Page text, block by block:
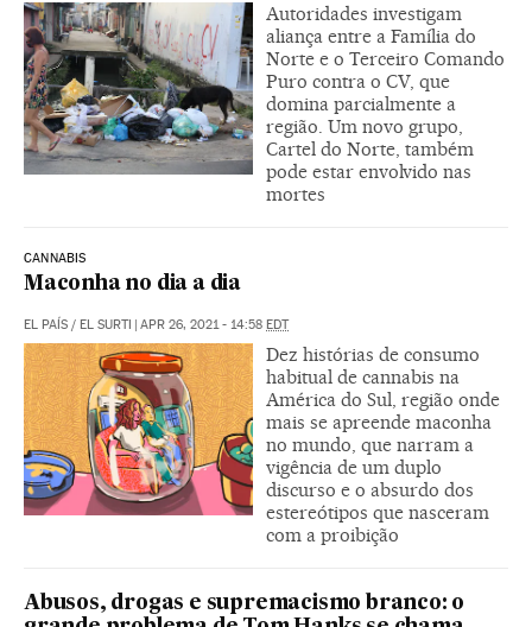
Autoridades investigam
aliança entre a Família do
Norte e o Terceiro Comando
Puro contra o CV, que
domina parcialmente a
região. Um novo grupo,
Cartel do Norte, também
pode estar envolvido nas
mortes
CANNABIS
Maconha no dia a dia
EL PAÍS / EL SURTI | APR 26, 2021 - 14:58 EDT
Dez histórias de consumo
habitual de cannabis na
América do Sul, região onde
mais se apreende maconha
no mundo, que narram a
vigência de um duplo
discurso e o absurdo dos
estereótipos que nasceram
com a proibição
Abusos, drogas e supremacismo branco: o